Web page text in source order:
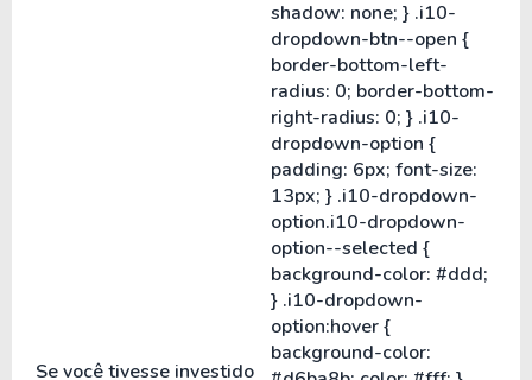
Se você tivesse investido